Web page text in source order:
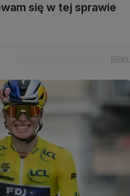
się w tej sprawie